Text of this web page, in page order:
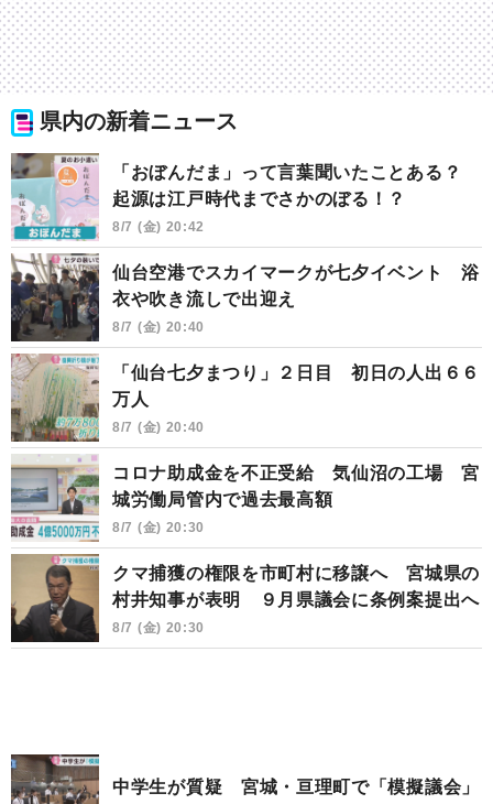
県内の新着ニュース
「おぼんだま」って言葉聞いたことある？
起源は江戸時代までさかのぼる！？
8/7 (金) 20:42
仙台空港でスカイマークが七夕イベント 浴
衣や吹き流しで出迎え
8/7 (金) 20:40
「仙台七夕まつり」２日目 初日の人出６６
万人
8/7 (金) 20:40
コロナ助成金を不正受給 気仙沼の工場 宮
城労働局管内で過去最高額
8/7 (金) 20:30
クマ捕獲の権限を市町村に移譲へ 宮城県の
村井知事が表明 ９月県議会に条例案提出へ
8/7 (金) 20:30
中学生が質疑 宮城・亘理町で「模擬議会」